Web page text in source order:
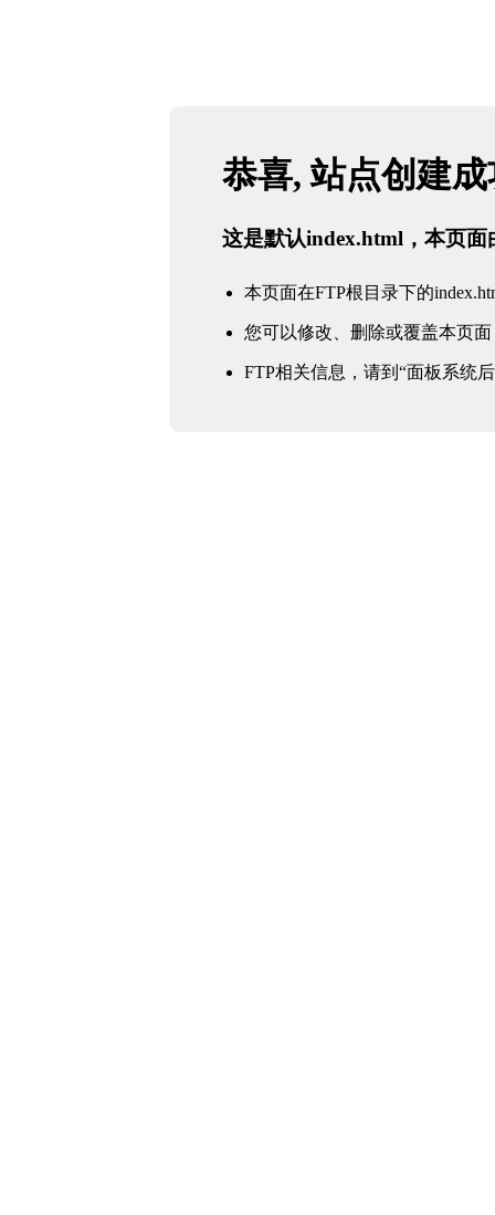
恭喜, 站点创建
这是默认index.html，本页面
本页面在FTP根目录下的
您可以修改、删除或覆盖本页面
FTP相关信息，请到“面板系统